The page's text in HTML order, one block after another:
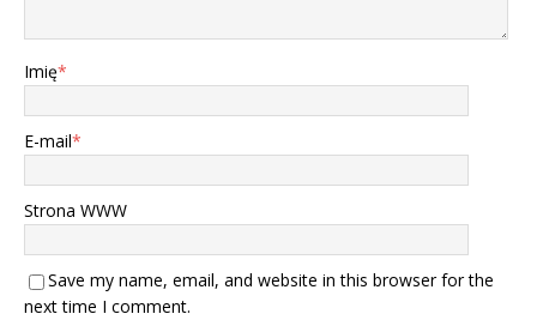
Imię*
E-mail*
Strona WWW
Save my name, email, and website in this browser for the
next time I comment.